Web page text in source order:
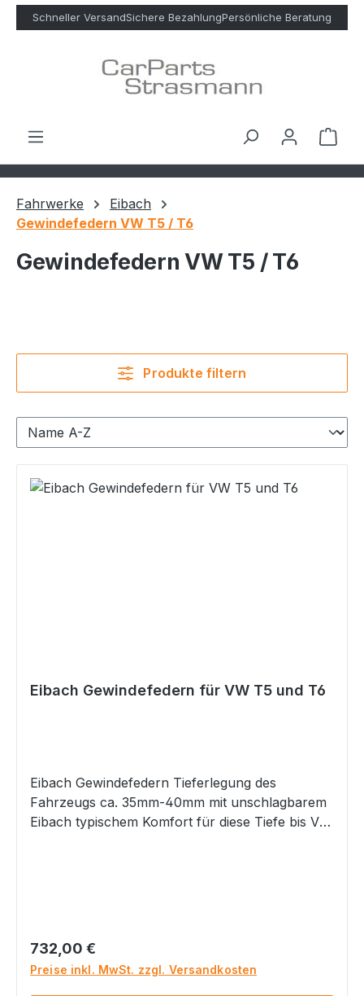
Zum Hauptinhalt springen
Schneller VersandSichere BezahlungPersönliche Beratung
Fahrwerke
Eibach
Gewindefedern VW T5 / T6
Gewindefedern VW T5 / T6
Produkte filtern
Eibach Gewindefedern für VW T5 und T6
Eibach Gewindefedern Tieferlegung des
Fahrzeugs ca. 35mm-40mm mit unschlagbarem
Eibach typischem Komfort für diese Tiefe bis VA
Optimiertes sportliches Handling aber typisch
Eibach mit angenehm sportlich- komfortabler
Abstimmung Höchste Dauerhaltbarkeit natürlich
Regulärer Preis:
732,00 €
Preise inkl. MwSt. zzgl. Versandkosten